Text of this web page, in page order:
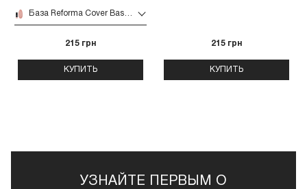
База Reforma Cover Base 10 мл (941016 Silver Shimmer)
215 грн
КУПИТЬ
215 грн
КУПИТЬ
УЗНАЙТЕ ПЕРВЫМ О